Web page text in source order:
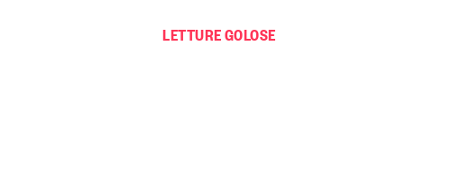
LETTURE GOLOSE